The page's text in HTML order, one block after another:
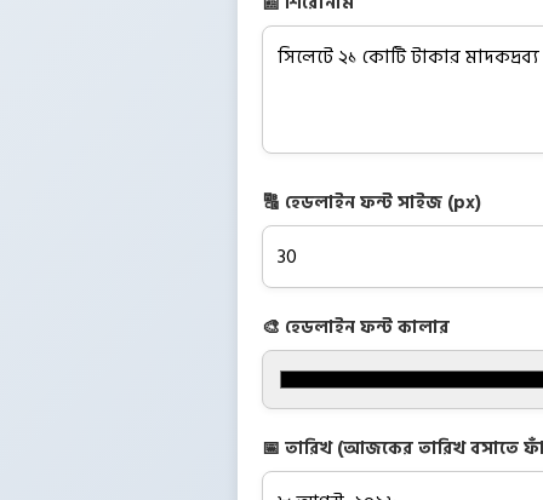
🔠 হেডলাইন ফন্ট সাইজ (px)
🎨 হেডলাইন ফন্ট কালার
📅 তারিখ (আজকের তারিখ বসাতে